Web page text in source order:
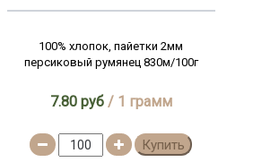
100% хлопок, пайетки 2мм
персиковый румянец 830м/100г
7.80 руб/ 1 грамм
Купить